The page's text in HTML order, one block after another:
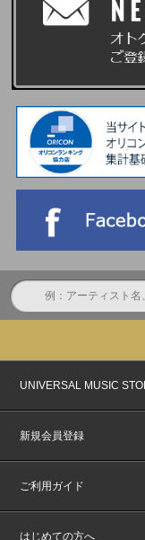
※エンコード(本イベン
確認いただけます。
※当選メールは、イベ
※当落メールの配信は
■イベント当日に必要な
イベント当日は、当選
1.『パスコード(chord
2.『主催者が指定する
切れ不可)
をご持参の上、ご案内
■電子チケットについて
『パスコード』は売買
※『パスコード』には
※ご参加にあたり、『パ
※ショーケースイベン
※ショーケースイベン
※スマートフォン・タ
■ご本人確認について
イベント/特典会当日は
必ず『主催者が指定す
ない場合のトラブルに
ご本人様確認および注
UNIVERSAL MUSIC
新規会員登録
ご利用ガイド
はじめての方へ